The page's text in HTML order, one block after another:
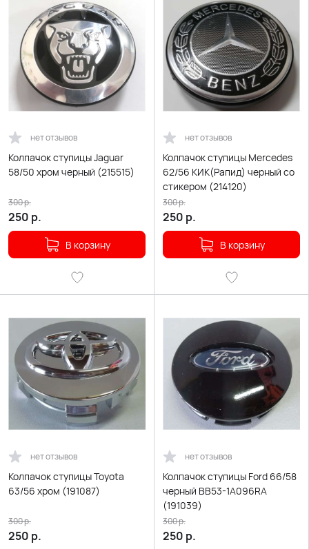
нет отзывов
Колпачок ступицы Jaguar
58/50 хром черный (215515)
250 р.
300р.
В корзину
нет отзывов
Колпачок ступицы Mercedes
62/56 КИК(Рапид) черный со
стикером (214120)
250 р.
300р.
В корзину
нет отзывов
Колпачок ступицы Toyota
63/56 хром (191087)
250 р.
300р.
нет отзывов
Колпачок ступицы Ford 66/58
черный BB53-1A096RA
(191039)
250 р.
300р.